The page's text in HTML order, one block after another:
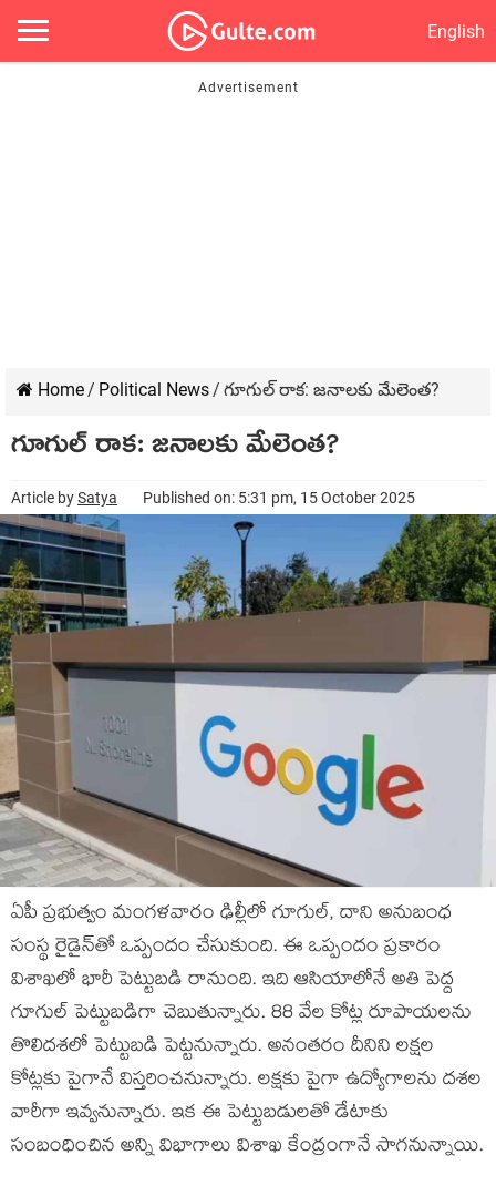
English
Home/ Political News/ గూగుల్ రాక: జనాలకు మేలెంత?
గూగుల్ రాక: జనాలకు మేలెంత?
Article bySatya Published on: 5:31 pm, 15 October 2025
ఏపీ ప్రభుత్వం మంగళవారం ఢిల్లీలో గూగుల్, దాని అనుబంధ
సంస్థ రైడైన్‌తో ఒప్పందం చేసుకుంది. ఈ ఒప్పందం ప్రకారం
విశాఖలో భారీ పెట్టుబడి రానుంది. ఇది ఆసియాలోనే అతి పెద్ద
గూగుల్ పెట్టుబడిగా చెబుతున్నారు. 88 వేల కోట్ల రూపాయలను
తొలిదశలో పెట్టుబడి పెట్టనున్నారు. అనంతరం దీనిని లక్షల
కోట్లకు పైగానే విస్తరించనున్నారు. లక్షకు పైగా ఉద్యోగాలను దశల
వారీగా ఇవ్వనున్నారు. ఇక ఈ పెట్టుబడులతో డేటాకు
సంబంధించిన అన్ని విభాగాలు విశాఖ కేంద్రంగానే సాగనున్నాయి.